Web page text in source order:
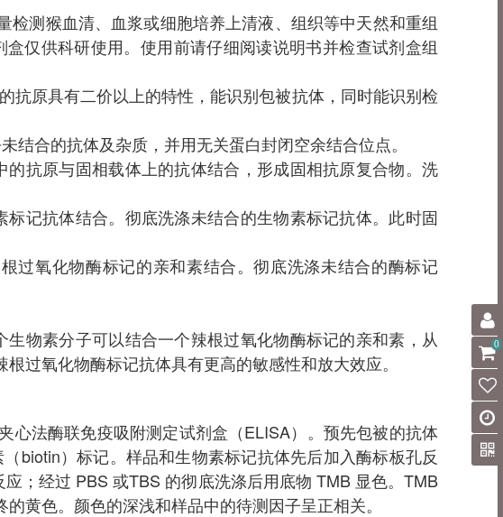
测猴血清、血浆或细胞培养上清液、组织等中天然和重组
仅供科研使用。使用前请仔细阅读说明书并检查试剂盒组
抗原具有二价以上的特性，能识别包被抗体，同时能识别检
结合的抗体及杂质，并用无关蛋白封闭空余结合位点。
抗原与固相载体上的抗体结合，形成固相抗原复合物。洗
记抗体结合。彻底洗涤未结合的生物素标记抗体。此时固
过氧化物酶标记的亲和素结合。彻底洗涤未结合的酶标记
物素分子可以结合一个辣根过氧化物酶标记的亲和素，从
过氧化物酶标记抗体具有更高的敏感性和放大效应。
心法酶联免疫吸附测定试剂盒（ELISA）。预先包被的抗体
biotin）标记。样品和生物素标记抗体先后加入酶标板孔反
；经过 PBS 或TBS 的彻底洗涤后用底物 TMB 显色。TMB
黄色。颜色的深浅和样品中的待测因子呈正相关。
0